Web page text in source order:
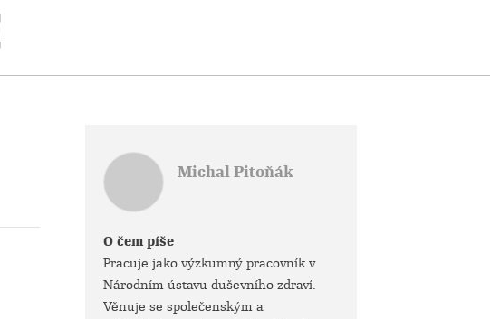
Michal Pitoňák
O čem píše
Pracuje jako výzkumný pracovník v
Národním ústavu duševního zdraví.
Věnuje se společenským a